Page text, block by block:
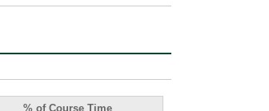
% of Course Time